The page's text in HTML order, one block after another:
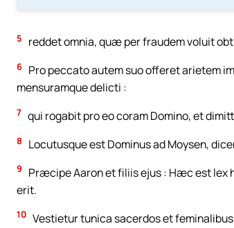
5 reddet omnia, quæ per fraudem voluit
6 Pro peccato autem suo offeret arietem
mensuramque delicti :
7 qui rogabit pro eo coram Domino, et
8 Locutusque est Dominus ad Moysen,
9
Præcipe Aaron et filiis ejus : Hæc est lex
erit.
10 Vestietur tunica sacerdos et